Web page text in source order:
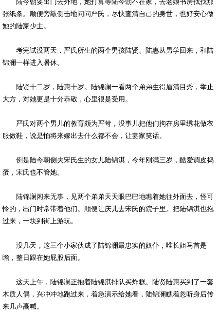
陆今朝要出门去外地，她打算等陆今朝不在家，去老娘书房找找那
张纸条。顺便旁敲侧击地问问严氏，尽快查清自己的身世，也好安心做
她的陆家少主。
考完试没两天，严氏所生的两个男孩陆贤、陆惠从男学回来，和陆
锦澜一样进入暑休。
陆贤十二岁，陆惠十岁。陆锦澜一看两个弟弟生得眉清目秀，举止
大方，对她更是十分恭敬，心里很是受用。
严氏对两个男儿的教育颇为严苛，没事儿把他们拘在房里绣花做衣
服做鞋，说是怕将来嫁出去什么都不会，让妻家笑话。
倒是陆今朝侧夫宋氏生的女儿陆锦淇，今年刚满三岁，酷爱调皮捣
蛋，宋氏也不管她。
陆锦澜闲来无事，见两个弟弟天天眼巴巴地瞧着她往外面去，怪可
怜的，出门时常带着他们。顺便让庆儿去宋氏的院子里。把陆锦淇也抱
过来，一块到街上游玩。
没几天，这三个小家伙成了陆锦澜最忠实的奴仆，唯长姐马首是
瞻，整日跟在她屁股后面。
这天上午，陆锦澜正抱着陆锦淇排队买炸糕。陆贤陆惠买到了一套
木质人偶，兴冲冲地跑过来，着急演示给她看，陆锦澜瞧着忽听身后传
来几声高喊。